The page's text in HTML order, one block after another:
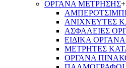
ΟΡΓΑΝΑ ΜΕΤΡΗΣΗΣ+
ΑΝΙΧΝΕΥΤΕΣ
ΑΣΦΑΛΕΙΕΣ
ΕΙΔΙΚΑ
ΜΕΤΡΗΤΕΣ
ΟΡΓΑΝΑ